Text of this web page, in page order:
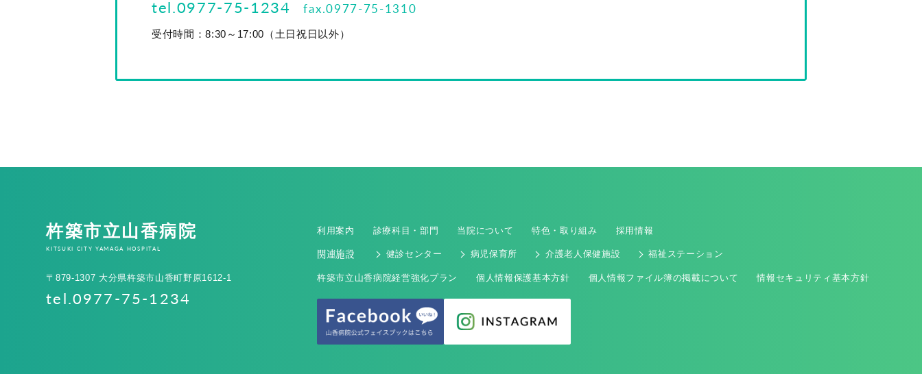
tel.0977-75-1234 fax.0977-75-1310
受付時間：8:30～17:00（土日祝日以外）
杵築市立山香病院
KITSUKI CITY YAMAGA HOSPITAL
〒879-1307 大分県杵築市山香町野原1612-1
tel.0977-75-1234
利用案内 診療科目・部門 当院について 特色・取り組み 採用情報
関連施設 健診センター 病児保育所 介護老人保健施設 福祉ステーション
杵築市立山香病院経営強化プラン 個人情報保護基本方針 個人情報ファイル簿の掲載について 情報セキュリティ基本方針